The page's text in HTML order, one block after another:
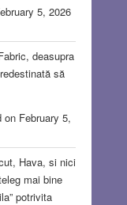
5, 2026
deasupra
să
on February 5,
Hava, si nici
mai bine
potrivita